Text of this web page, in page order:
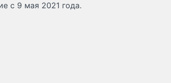
с 9 мая 2021 года.